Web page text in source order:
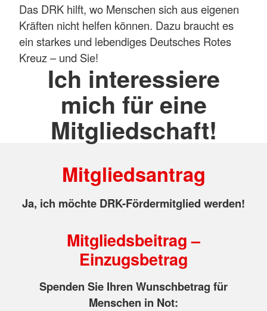
Das DRK hilft, wo Menschen sich aus eigenen
Kräften nicht helfen können. Dazu braucht es
ein starkes und lebendiges Deutsches Rotes
Kreuz – und Sie!
Ich interessiere
mich für eine
Mitgliedschaft!
Mitgliedsantrag
Ja, ich möchte DRK-Fördermitglied werden!
Mitgliedsbeitrag –
Einzugsbetrag
Spenden Sie Ihren Wunschbetrag für
Menschen in Not: